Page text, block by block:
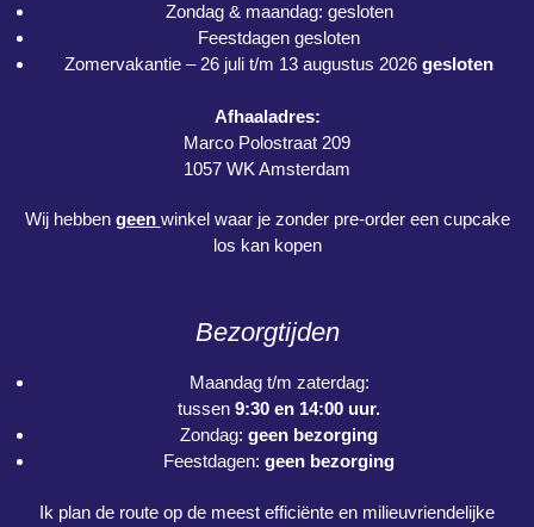
Zondag & maandag: gesloten
Feestdagen gesloten
Zomervakantie – 26 juli t/m 13 augustus 2026 gesloten
Afhaaladres:
Marco Polostraat 209
1057 WK Amsterdam
Wij hebben geen winkel waar je zonder pre-order een cupcake
los kan kopen
Bezorgtijden
Maandag t/m zaterdag:
tussen 9:30 en 14:00 uur.
Zondag: geen bezorging
Feestdagen: geen bezorging
Ik plan de route op de meest efficiënte en milieuvriendelijke